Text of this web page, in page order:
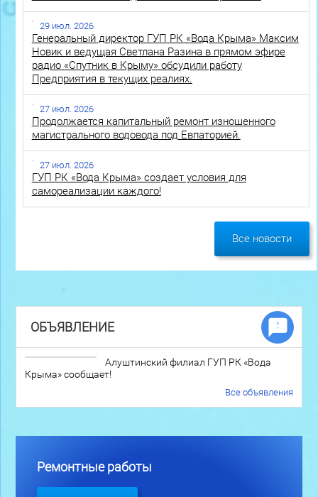
29 июл. 2026
Генеральный директор ГУП РК «Вода Крыма» Максим
Новик и ведущая Светлана Разина в прямом эфире
радио «Спутник в Крыму» обсудили работу
Предприятия в текущих реалиях.
27 июл. 2026
Продолжается капитальный ремонт изношенного
магистрального водовода под Евпаторией.
27 июл. 2026
ГУП РК «Вода Крыма» создает условия для
самореализации каждого!
Все новости
ОБЪЯВЛЕНИЕ
Алуштинский филиал ГУП РК «Вода
Крыма» сообщает!
Все объявления
Ремонтные работы